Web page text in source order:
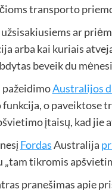
transporto
ar
arba kai kuriais
beveik du
pažeidimoAustralijos
o paveiktose
įtaisų, kad jie
FordasAustralija
„tam tikromis
pranešimas apie